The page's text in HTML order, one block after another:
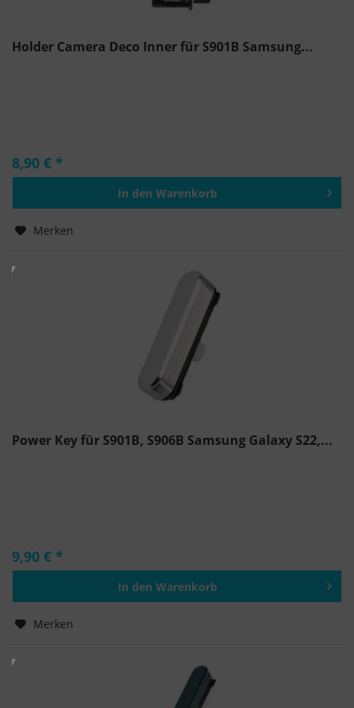
Holder Camera Deco Inner für S901B Samsung...
8,90 € *
In den Warenkorb
Merken
Power Key für S901B, S906B Samsung Galaxy S22,...
9,90 € *
In den Warenkorb
Merken